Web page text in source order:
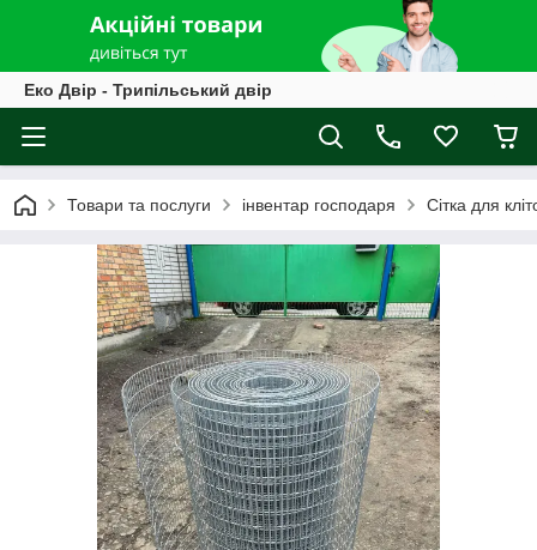
Еко Двір - Трипільський двір
Товари та послуги інвентар господаря Сітка для